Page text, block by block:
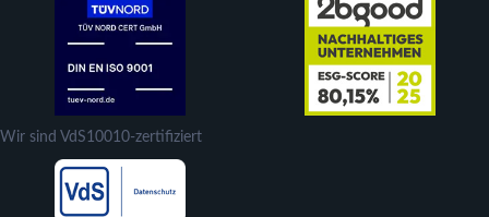
Wir sind VdS10010-zertifiziert